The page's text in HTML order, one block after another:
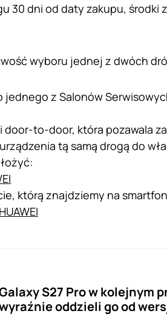
30 dni od daty zakupu, środki
wyboru jednej z dwóch
z Salonów
door-to-door, która pozawala
tą samą drogą do
którą znajdziemy na
S27 Pro w kolejnym
oddzieli go od